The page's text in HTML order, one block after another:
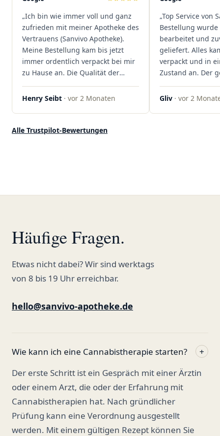
Kundenzufriedenheit an erster
Stelle stehen. Vielen Dank an das
Team von Sanvivo – ich bin
rundum begeistert!"
„Ich bin wie immer voll und ganz
zufrieden mit meiner Apotheke des
Vertrauens (Sanvivo Apotheke).
Meine Bestellung kam bis jetzt
immer ordentlich verpackt bei mir
zu Hause an. Die Qualität der
Blüten ist auch immer auf einem
hohen Niveau, die Auswahl ist
ordentlich gelagert, ich hatte nur
Henry Seibt · vor 2 Monaten
„Top Service von
Bestellung wurde
bearbeitet und
geliefert. Alles
verpackt und in
Zustand an. Der
war
professionell.
Gliv · vor 2
Alle Trustpilot-Bewertungen
Häufige Fragen.
Etwas nicht dabei? Wir sind werktags
von 8 bis 19 Uhr erreichbar.
hello@sanvivo-apotheke.de
Wie kann ich eine Cannabistherapie starten?
+
Der erste Schritt ist ein Gespräch mit einer Ärztin
oder einem Arzt, die oder der Erfahrung mit
Cannabistherapien hat. Nach gründlicher
Prüfung kann eine Verordnung ausgestellt
werden. Mit einem gültigen Rezept können Sie